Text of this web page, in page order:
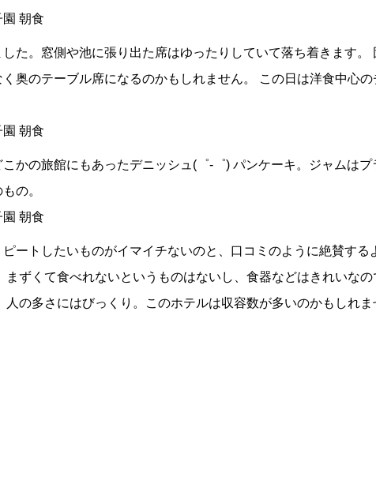
た。窓側や池に張り出た席はゆったりしていて落ち着きます。
奥のテーブル席になるのかもしれません。 この日は洋食中心の
かの旅館にもあったデニッシュ(゜-゜) パンケーキ。ジャムはプ
の。
ートしたいものがイマイチないのと、口コミのように絶賛する
ずくて食べれないというものはないし、食器などはきれいなの
の多さにはびっくり。このホテルは収容数が多いのかもしれま